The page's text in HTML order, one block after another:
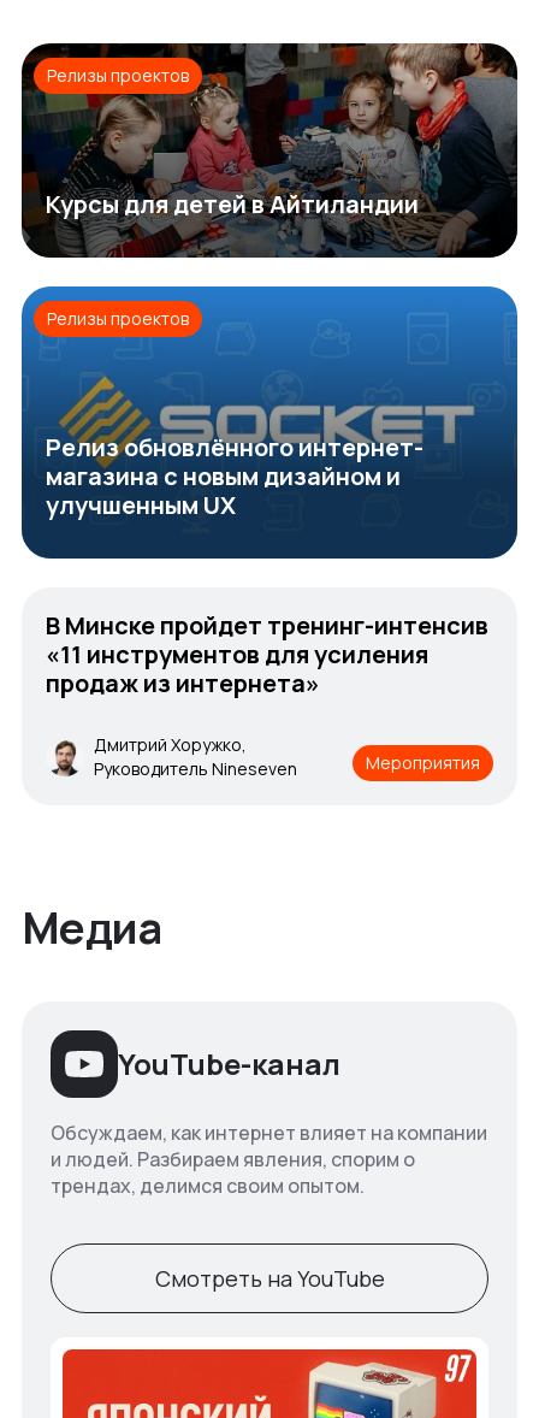
Релизы проектов
Курсы для детей в Айтиландии
Релизы проектов
Релиз обновлённого интернет-
магазина с новым дизайном и
улучшенным UX
В Минске пройдет тренинг-интенсив
«11 инструментов для усиления
продаж из интернета»
Дмитрий Хоружко,
Руководитель Nineseven
Мероприятия
Медиа
YouTube-канал
Обсуждаем, как интернет влияет на компании
и людей. Разбираем явления, спорим о
трендах, делимся своим опытом.
Смотреть на YouTube